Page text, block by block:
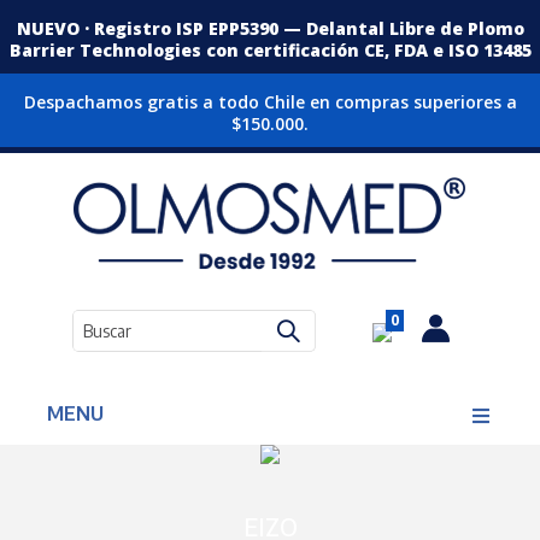
NUEVO · Registro ISP EPP5390 — Delantal Libre de Plomo
Barrier Technologies con certificación CE, FDA e ISO 13485
Despachamos gratis a todo Chile en compras superiores a
$150.000.
0
MENU